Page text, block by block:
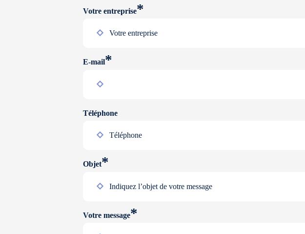
Votre entreprise*
E-mail*
Téléphone
Objet*
Votre message*